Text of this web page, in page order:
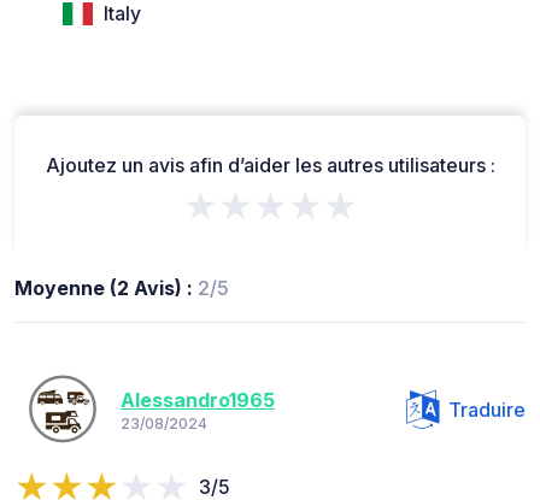
Italy
Ajoutez un avis afin d’aider les autres utilisateurs :
★★★★★
Moyenne (2 Avis) : 2/5
Alessandro1965
23/08/2024
Traduire
3/5